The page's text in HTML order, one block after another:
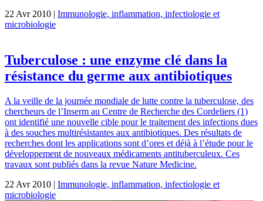
22 Avr 2010 | Immunologie, inflammation, infectiologie et
microbiologie
Tuberculose : une enzyme clé dans la
résistance du germe aux antibiotiques
A la veille de la journée mondiale de lutte contre la tuberculose, des
chercheurs de l’Inserm au Centre de Recherche des Cordeliers (1)
ont identifié une nouvelle cible pour le traitement des infections dues
à des souches multirésistantes aux antibiotiques. Des résultats de
recherches dont les applications sont d’ores et déjà à l’étude pour le
développement de nouveaux médicaments antituberculeux. Ces
travaux sont publiés dans la revue Nature Medicine.
22 Avr 2010 | Immunologie, inflammation, infectiologie et
microbiologie